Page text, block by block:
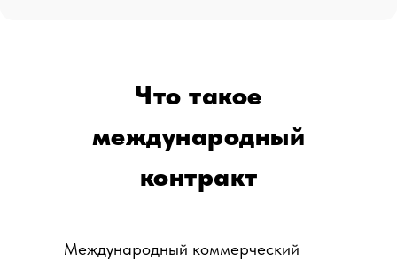
Что такое
международный
контракт
Международный коммерческий